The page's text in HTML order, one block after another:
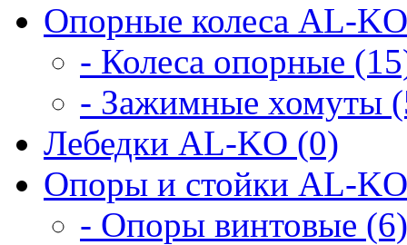
Опорные колеса AL-
- Колеса опорные
- Зажимные хомуты
Лебедки AL-KO (0)
Опоры и стойки AL-
- Опоры винтовые (6)